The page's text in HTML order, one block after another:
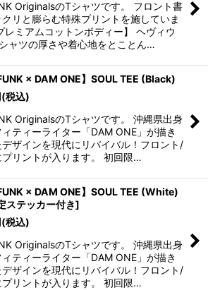
OriginalsのTシャツです。 フロント書
リと膨らむ特殊プリントを施していま
レミアムコットンボディー】 ヘヴィウ
ャツの厚さや着心地をとことん…
× DAM ONE】SOUL TEE (Black)
(税込)
OriginalsのTシャツです。 沖縄県出身
ティーライター「DAM ONE」が描き
ザインを現代にリバイバル！フロント/
リントが入ります。 初回限…
× DAM ONE】SOUL TEE (White)
ステッカー付き]
(税込)
OriginalsのTシャツです。 沖縄県出身
ティーライター「DAM ONE」が描き
ザインを現代にリバイバル！フロント/
リントが入ります。 初回限…